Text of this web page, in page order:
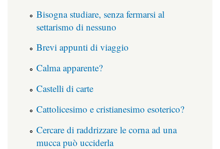
Bisogna studiare, senza fermarsi al
settarismo di nessuno
Brevi appunti di viaggio
Calma apparente?
Castelli di carte
Cattolicesimo e cristianesimo esoterico?
Cercare di raddrizzare le corna ad una
mucca può ucciderla